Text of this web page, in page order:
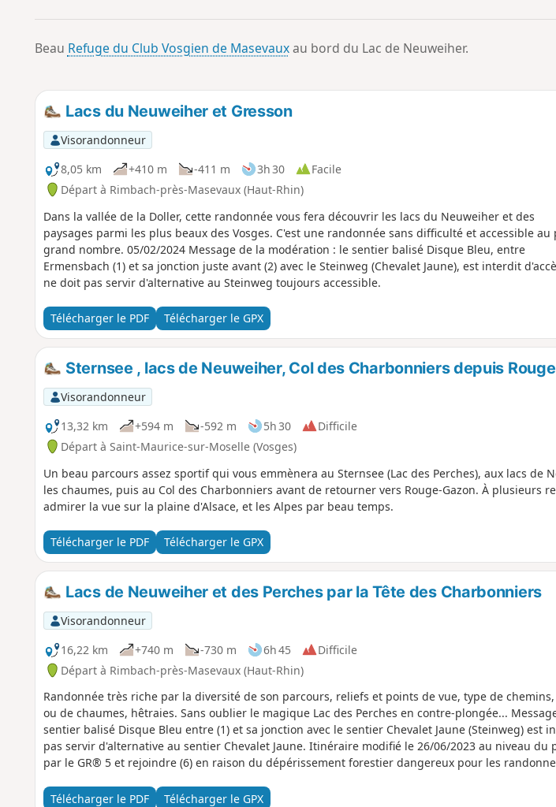
Beau Refuge du Club Vosgien de Masevauxau bord du Lac de Neuweiher.
Lacs du Neuweiher et Gresson
Visorandonneur
8,05 km
+410 m -411 m 3h 30
Facile
Départ à Rimbach-près-Masevaux (Haut-Rhin)
Dans la vallée de la Doller, cette randonnée vous fera découvrir les lacs du Neuweiher et des
paysages parmi les plus beaux des Vosges. C'est une randonnée sans difficulté et accessible au
grand nombre. 05/02/2024 Message de la modération : le sentier balisé Disque Bleu, entre
Ermensbach (1) et sa jonction juste avant (2) avec le Steinweg (Chevalet Jaune), est interdit
ne doit pas servir d'alternative au Steinweg toujours accessible.
Télécharger le PDF Télécharger le GPX
Sternsee , lacs de Neuweiher, Col des Charbonniers depuis
Visorandonneur
13,32 km
+594 m -592 m 5h 30
Difficile
Départ à Saint-Maurice-sur-Moselle (Vosges)
Un beau parcours assez sportif qui vous emmènera au Sternsee (Lac des Perches), aux lacs de
les chaumes, puis au Col des Charbonniers avant de retourner vers Rouge-Gazon. À plusieurs
admirer la vue sur la plaine d'Alsace, et les Alpes par beau temps.
Télécharger le PDF Télécharger le GPX
Lacs de Neuweiher et des Perches par la Tête des Charbonniers
Visorandonneur
16,22 km
+740 m -730 m 6h 45
Difficile
Départ à Rimbach-près-Masevaux (Haut-Rhin)
Randonnée très riche par la diversité de son parcours, reliefs et points de vue, type de
ou de chaumes, hêtraies. Sans oublier le magique Lac des Perches en contre-plongée... Message de la modération : le
sentier balisé Disque Bleu entre (1) et sa jonction avec le sentier Chevalet Jaune (Steinweg) est
pas servir d'alternative au sentier Chevalet Jaune. Itinéraire modifié le 26/06/2023 au niveau du
par le GR® 5 et rejoindre (6) en raison du dépérissement forestier dangereux pour les
Télécharger le PDF
Télécharger le GPX